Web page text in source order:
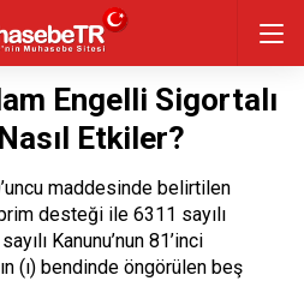
Engelli Sigortalı
Etkiler?
maddesinde belirtilen
desteği ile 6311 sayılı
Kanunu’nun 81’inci
(ı) bendinde öngörülen beş